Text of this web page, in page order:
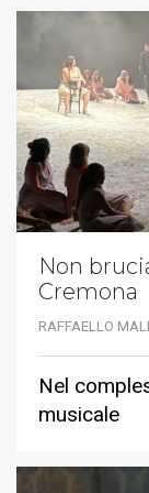
Non
Cremona
RAFFAELLO
Nel
musicale